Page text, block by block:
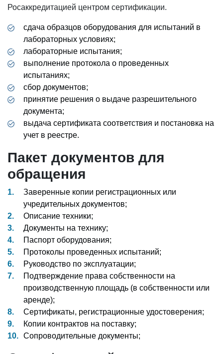
Росаккредитацией центром сертификации.
сдача образцов оборудования для испытаний в
лабораторных условиях;
лабораторные испытания;
выполнение протокола о проведенных
испытаниях;
сбор документов;
принятие решения о выдаче разрешительного
документа;
выдача сертификата соответствия и постановка на
учет в реестре.
Пакет документов для
обращения
Заверенные копии регистрационных или
учредительных документов;
Описание техники;
Документы на технику;
Паспорт оборудования;
Протоколы проведенных испытаний;
Руководство по эксплуатации;
Подтверждение права собственности на
производственную площадь (в собственности или
аренде);
Сертификаты, регистрационные удостоверения;
Копии контрактов на поставку;
Сопроводительные документы;